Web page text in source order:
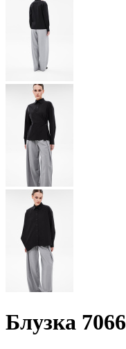
Блузка 7066